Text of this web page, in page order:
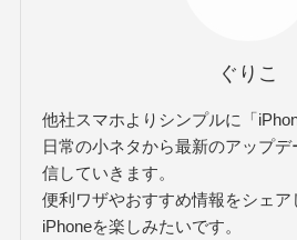
ぐりこ
他社スマホよりシンプルに「
日常の小ネタから最新のアップ
信していきます。
便利ワザやおすすめ情報をシェア
iPhoneを楽しみたいです。